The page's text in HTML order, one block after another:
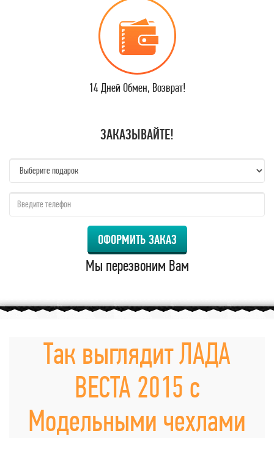
14 Дней Обмен, Возврат!
ЗАКАЗЫВАЙТЕ!
ОФОРМИТЬ ЗАКАЗ
Мы перезвоним Вам
Так выглядит ЛАДА
ВЕСТА 2015 с
Модельными чехлами